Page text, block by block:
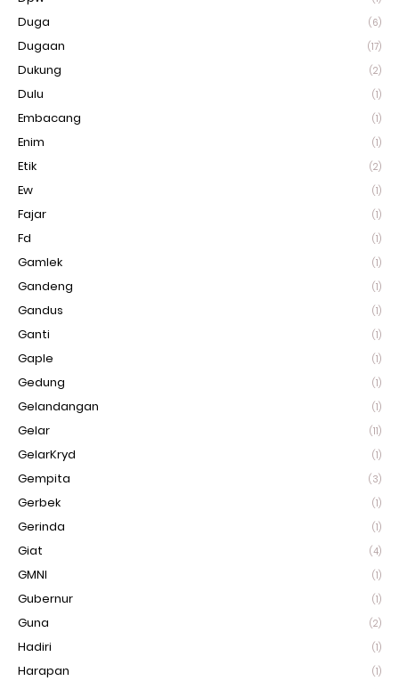
Duga (6)
Dugaan (17)
Dukung (2)
Dulu (1)
Embacang (1)
Enim (1)
Etik (2)
Ew (1)
Fajar (1)
Fd (1)
Gamlek (1)
Gandeng (1)
Gandus (1)
Ganti (1)
Gaple (1)
Gedung (1)
Gelandangan (1)
Gelar (11)
GelarKryd (1)
Gempita (3)
Gerbek (1)
Gerinda (1)
Giat (4)
GMNI (1)
Gubernur (1)
Guna (2)
Hadiri (1)
Harapan (1)